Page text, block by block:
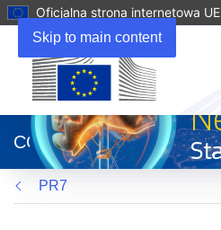
Skip to main content
Oficjalna strona internetowa UE
otworzy
się
w
nowym
oknie)
CORDIS
PR7